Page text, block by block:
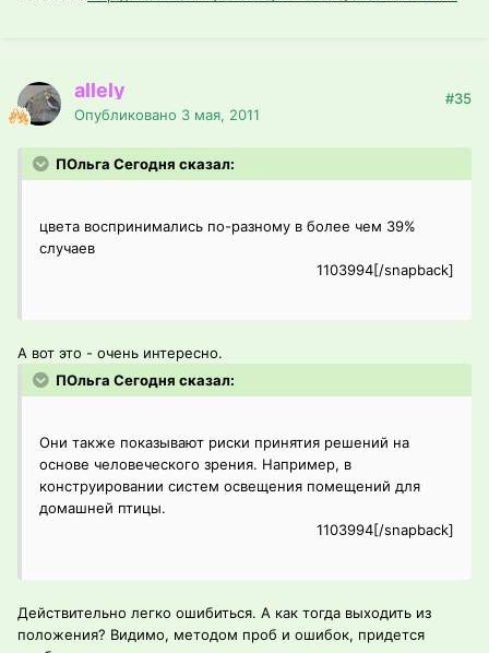
allely
Опубликовано 3 мая, 2011
#35
ПОльга Сегодня сказал:
цвета воспринимались по-разному в более чем 39%
случаев
1103994[/snapback]
А вот это - очень интересно.
ПОльга Сегодня сказал:
Они также показывают риски принятия решений на
основе человеческого зрения. Например, в
конструировании систем освещения помещений для
домашней птицы.
1103994[/snapback]
Действительно легко ошибиться. А как тогда выходить из
положения? Видимо, методом проб и ошибок, придется